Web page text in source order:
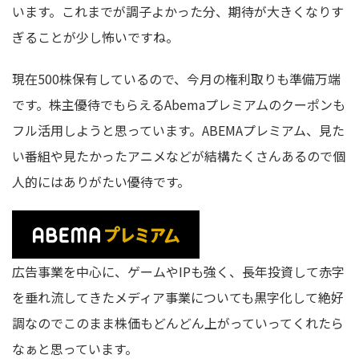
います。これまでが調子よかった分、期待が大きくなりす
ぎることが少し怖いですね。
現在500株保有しているので、今月の権利取りも準備万端
です。株主優待でもらえるAbemaプレミアムのクーポンも
フル活用しようと思っています。ABEMAプレミアム、見た
い番組や見たかったアニメなどが結構たくさんあるので個
人的にはありがたい優待です。
広告事業を中心に、ゲームやIPも強く、長年投資して赤字
を垂れ流してきたメディア事業についても黒字化して絶好
調なのでこのまま株価もどんどん上がっていってくれたら
なぁと思っています。